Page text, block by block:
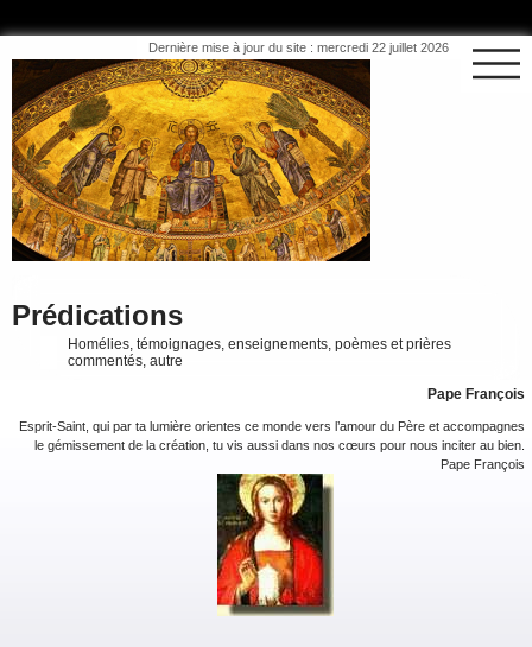
Dernière mise à jour du site : mercredi 22 juillet 2026
Prédications
Homélies, témoignages, enseignements, poèmes et prières
commentés, autre
Pape François
Esprit-Saint, qui par ta lumière orientes ce monde vers l’amour du Père et accompagnes
le gémissement de la création, tu vis aussi dans nos cœurs pour nous inciter au bien.
Pape François